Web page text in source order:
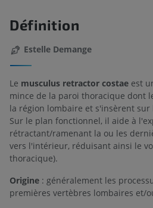
Définition
Estelle Demange
Le musculus retractor costae est
mince de la paroi thoracique dont
la région lombaire et s'insèrent sur
Sur le plan fonctionnel, il aide à
rétractant/ramenant la ou les
vers l'intérieur, réduisant ainsi le
thoracique).
Origine : généralement les
premières vertèbres lombaires et/